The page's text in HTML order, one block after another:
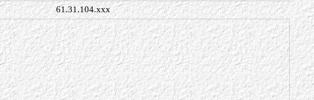
61.31.104.xxx